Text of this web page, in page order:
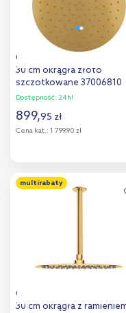
Oltens Vindel
30 cm okrągła złoto
szczotkowane 37006810
Dostępność: 24h!
899,95 zł
Cena kat.: 1 799,90 zł
Dodaj do
multirabaty
Oltens Vindel
30 cm okrągła z